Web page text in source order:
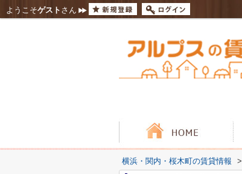
ようこそゲスト さん
横浜・関内・桜木町の賃貸情報 >